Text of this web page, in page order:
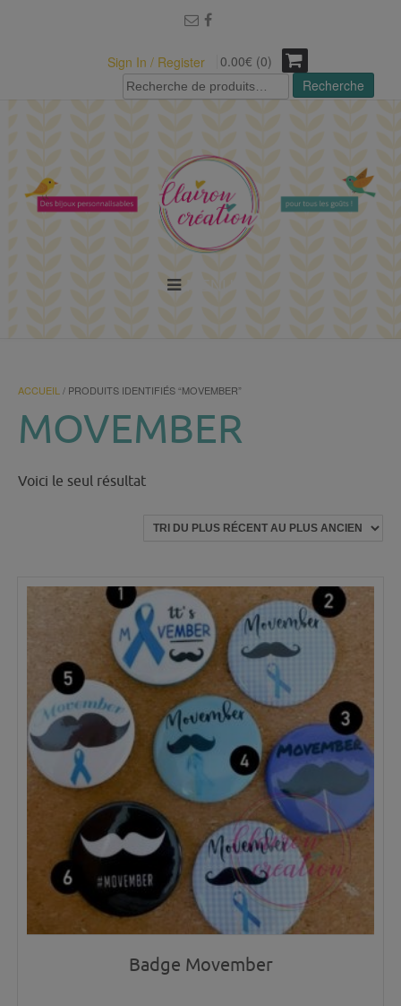
Sign In / Register
0.00€ (0)
Recherche
pour :
Recherche
ACCUEIL / PRODUITS IDENTIFIÉS “MOVEMBER”
MOVEMBER
Voici le seul résultat
Badge Movember